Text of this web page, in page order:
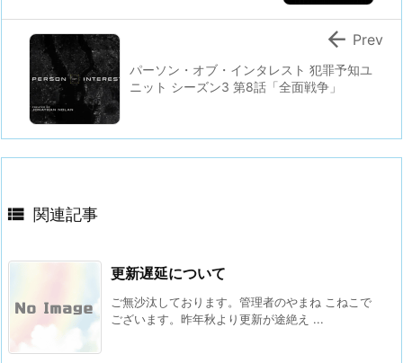
パーソン・オブ・インタレスト 犯罪予知ユ
ニット シーズン3 第8話「全面戦争」
 Prev
 関連記事
更新遅延について
ご無沙汰しております。管理者のやまね こねこで
ございます。昨年秋より更新が途絶え ...